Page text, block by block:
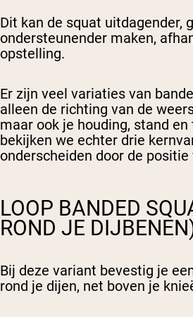
Dit kan de squat uitdagender,
ondersteunender maken,
opstelling.
Er zijn veel variaties van
alleen de richting van de
maar ook je houding, stand
bekijken we echter drie
onderscheiden door de positie
LOOP BANDED
ROND JE
Bij deze variant bevestig je
rond je dijen, net boven je